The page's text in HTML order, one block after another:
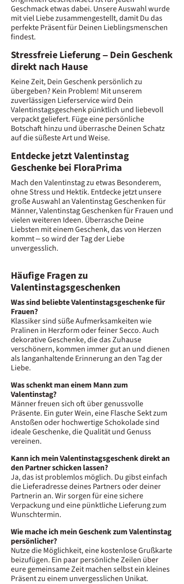
Geschmack etwas dabei. Unsere Auswahl wurde
mit viel Liebe zusammengestellt, damit Du das
perfekte Präsent für Deinen Lieblingsmenschen
findest.
Stressfreie Lieferung – Dein Geschenk
direkt nach Hause
Keine Zeit, Dein Geschenk persönlich zu
übergeben? Kein Problem! Mit unserem
zuverlässigen Lieferservice wird Dein
Valentinstagsgeschenk pünktlich und liebevoll
verpackt geliefert. Füge eine persönliche
Botschaft hinzu und überrasche Deinen Schatz
auf die süßeste Art und Weise.
Entdecke jetzt Valentinstag
Geschenke bei FloraPrima
Mach den Valentinstag zu etwas Besonderem,
ohne Stress und Hektik. Entdecke jetzt unsere
große Auswahl an Valentinstag Geschenken für
Männer, Valentinstag Geschenken für Frauen und
vielen weiteren Ideen. Überrasche Deine
Liebsten mit einem Geschenk, das von Herzen
kommt – so wird der Tag der Liebe
unvergesslich.
Häufige Fragen zu
Valentinstagsgeschenken
Was sind beliebte Valentinstagsgeschenke für
Frauen?
Klassiker sind süße Aufmerksamkeiten wie
Pralinen in Herzform oder feiner Secco. Auch
dekorative Geschenke, die das Zuhause
verschönern, kommen immer gut an und dienen
als langanhaltende Erinnerung an den Tag der
Liebe.
Was schenkt man einem Mann zum
Valentinstag?
Männer freuen sich oft über genussvolle
Präsente. Ein guter Wein, eine Flasche Sekt zum
Anstoßen oder hochwertige Schokolade sind
ideale Geschenke, die Qualität und Genuss
vereinen.
Kann ich mein Valentinstagsgeschenk direkt an
den Partner schicken lassen?
Ja, das ist problemlos möglich. Du gibst einfach
die Lieferadresse deines Partners oder deiner
Partnerin an. Wir sorgen für eine sichere
Verpackung und eine pünktliche Lieferung zum
Wunschtermin.
Wie mache ich mein Geschenk zum Valentinstag
persönlicher?
Nutze die Möglichkeit, eine kostenlose Grußkarte
beizufügen. Ein paar persönliche Zeilen über
eure gemeinsame Zeit machen selbst ein kleines
Präsent zu einem unvergesslichen Unikat.